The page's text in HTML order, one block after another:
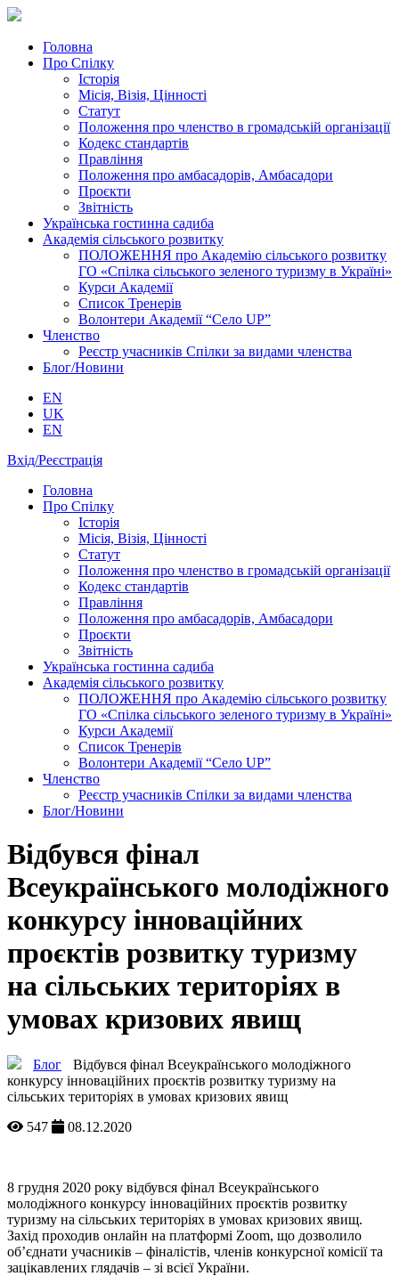
Головна
Про Спілку
Історія
Місія, Візія, Цінності
Статут
Положення про членство в громадській організації
Кодекс стандартів
Правління
Положення про амбасадорів, Амбасадори
Проєкти
Звітність
Українська гостинна садиба
Академія сільського розвитку
ПОЛОЖЕННЯ про Академію cільського розвитку
ГО «Спілка сільського зеленого туризму в Україні»
Курси Академії
Список Тренерів
Волонтери Академії “Село UP”
Членство
Реєстр учасників Спілки за видами членства
Блог/Новини
EN
UK
EN
Вхід/Реєстрація
Головна
Про Спілку
Історія
Місія, Візія, Цінності
Статут
Положення про членство в громадській організації
Кодекс стандартів
Правління
Положення про амбасадорів, Амбасадори
Проєкти
Звітність
Українська гостинна садиба
Академія сільського розвитку
ПОЛОЖЕННЯ про Академію cільського розвитку
ГО «Спілка сільського зеленого туризму в Україні»
Курси Академії
Список Тренерів
Волонтери Академії “Село UP”
Членство
Реєстр учасників Спілки за видами членства
Блог/Новини
Відбувся фінал
Всеукраїнського молодіжного
конкурсу інноваційних
проєктів розвитку туризму
на сільських територіях в
умовах кризових явищ
Блог
Відбувся фінал Всеукраїнського молодіжного
конкурсу інноваційних проєктів розвитку туризму на
сільських територіях в умовах кризових явищ
547
08.12.2020
8 грудня 2020 року відбувся фінал Всеукраїнського
молодіжного конкурсу інноваційних проєктів розвитку
туризму на сільських територіях в умовах кризових явищ.
Захід проходив онлайн на платформі Zoom, що дозволило
об’єднати учасників – фіналістів, членів конкурсної комісії та
зацікавлених глядачів – зі всієї України.